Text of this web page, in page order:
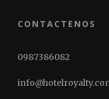
CONTACTENOS
0987386082